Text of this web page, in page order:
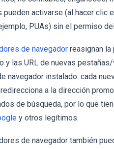
pueden activarse (al hacer clic
PUAs) sin el permiso
de navegador reasignan
y las URL de nuevas
navegador instalado: cada
a la dirección
de búsqueda, por lo que
y otros legítimos.
de navegador también